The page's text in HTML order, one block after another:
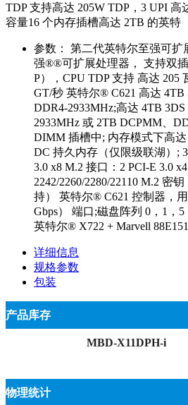
TDP 支持高达 205W TDP，3 UPI 高
容量16 个内存插槽高达 2TB 的英特
参数：
第二代英特尔至强可
强®®可扩展处理器， 支持双
P），CPU TDP 支持 高达 205
GT/秒 英特尔® C621 高达 4TB
DDR4-2933MHz;高达 4TB
2933MHz 或 2TB DCPMM、
DIMM 插槽中; 内存模式下高
DC 持久内存（仅限级联湖）;
3.0 x8 M.2 接口：2 PCI-E 3.0
2242/2260/2280/22110 M.2 密
持） 英特尔® C621 控制器，
Gbps） 端口;磁盘阵列 0，1，
英特尔® X722 + Marvell
详细信息
规格参数
包装
产品库存
MBD-X11DPH-i
物理统计